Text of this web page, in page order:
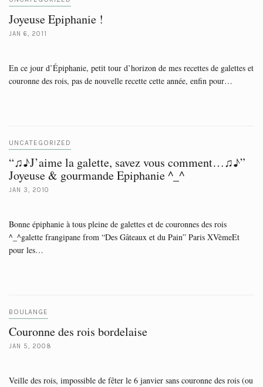
Joyeuse Epiphanie !
JAN 6, 2011
En ce jour d’Épiphanie, petit tour d’horizon de mes recettes de galettes et
couronne des rois, pas de nouvelle recette cette année, enfin pour…
UNCATEGORIZED
“♫♪J’aime la galette, savez vous comment…♫♪”
Joyeuse & gourmande Epiphanie ^_^
JAN 3, 2010
Bonne épiphanie à tous pleine de galettes et de couronnes des rois
^_^galette frangipane from “Des Gâteaux et du Pain” Paris XVèmeEt
pour les…
BOULANGE
Couronne des rois bordelaise
JAN 5, 2008
Veille des rois, impossible de fêter le 6 janvier sans couronne des rois (ou